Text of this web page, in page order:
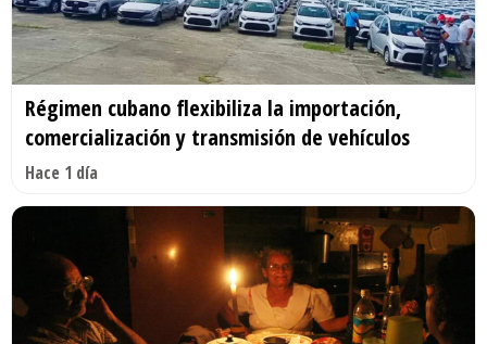
Régimen cubano flexibiliza la importación,
comercialización y transmisión de vehículos
Hace 1 día